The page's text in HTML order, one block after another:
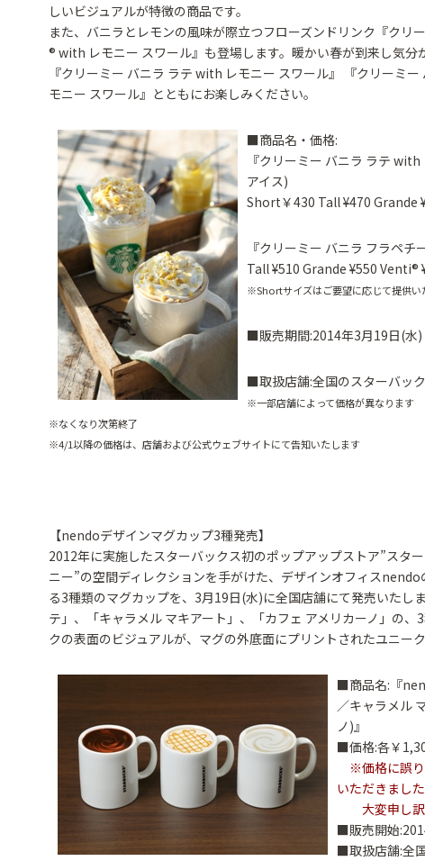
しいビジュアルが特徴の商品です。
また、バニラとレモンの風味が際立つフローズンドリンク『クリ
® with レモニー スワール』も登場します。暖かい春が到来し気分
『クリーミー バニラ ラテ with レモニー スワール』 『クリーミ
モニー スワール』とともにお楽しみください。
■商品名・価格:
『クリーミー バニラ ラテ
アイス)
Short￥430 Tall ¥470 Grande
『クリーミー バニラ フラペチ
Tall ¥510 Grande ¥550 Venti®
※Shortサイズはご要望に応じて提供い
■販売期間:2014年3月19日(水
■取扱店舗:全国のスターバッ
※一部店舗によって価格が異なります
※なくなり次第終了
※4/1以降の価格は、店舗および公式ウェブサイトにて告知いたします
【nendoデザインマグカップ3種発売】
2012年に実施したスターバックス初のポップアップストア”スタ
ニー”の空間ディレクションを手がけた、デザインオフィス
る3種類のマグカップを、3月19日(水)に全国店舗にて発売いたし
テ」、「キャラメル マキアート」、「カフェ アメリカーノ」の、
クの表面のビジュアルが、マグの外底面にプリントされたユニーク
■商品名:『
／キャラメル
ノ)』
■価格:各￥
※価格に誤り
いただきました
大変申し訳
■販売開始
■取扱店舗:全